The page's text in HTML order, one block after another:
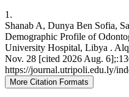
1.
Shanab A, Dunya Ben Sofia,
Demographic Profile of
University Hospital, Libya .
Nov. 28 [cited 2026 Aug.
https://journal.utripoli.edu.ly/
More Citation Formats